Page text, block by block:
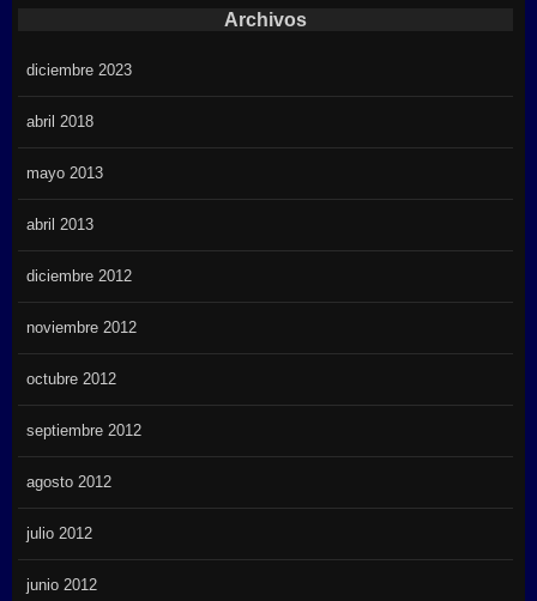
Archivos
diciembre 2023
abril 2018
mayo 2013
abril 2013
diciembre 2012
noviembre 2012
octubre 2012
septiembre 2012
agosto 2012
julio 2012
junio 2012